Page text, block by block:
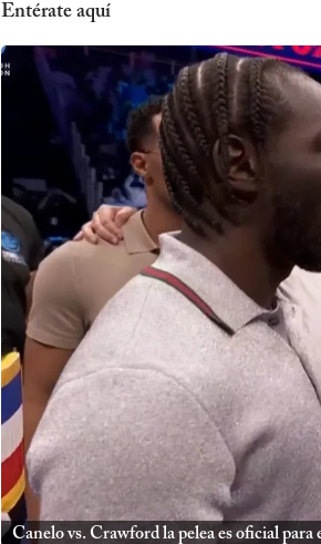
Entérate aquí
Canelo vs. Crawford la pelea es oficial para